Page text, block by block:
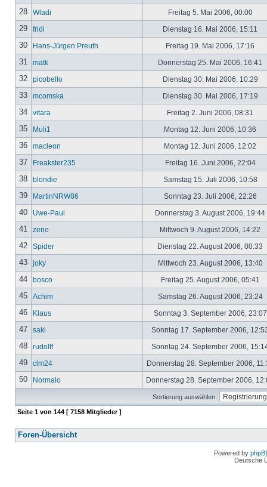
28 Wladi Freitag 5. Mai 2006, 00:00
29 fridi Dienstag 16. Mai 2006, 15:11
30 Hans-Jürgen Preuth Freitag 19. Mai 2006, 17:16
31 matk Donnerstag 25. Mai 2006, 16:41
32 picobello Dienstag 30. Mai 2006, 10:29
33 mcomska Dienstag 30. Mai 2006, 17:19
34 vitara Freitag 2. Juni 2006, 08:31
35 Muli1 Montag 12. Juni 2006, 10:36
36 macleon Montag 12. Juni 2006, 12:02
37 Freakster235 Freitag 16. Juni 2006, 22:04
38 blondie Samstag 15. Juli 2006, 10:58
39 MartinNRW86 Sonntag 23. Juli 2006, 22:26
40 Uwe-Paul Donnerstag 3. August 2006, 19:44
41 zeno Mittwoch 9. August 2006, 14:22
42 Spider Dienstag 22. August 2006, 00:33
43 joky Mittwoch 23. August 2006, 13:40
44 bosco Freitag 25. August 2006, 05:41
45 Achim Samstag 26. August 2006, 23:24
46 Klaus Sonntag 3. September 2006,
47 saki Sonntag 17. September 2006,
48 rudolff Sonntag 24. September 2006,
49 clm24 Donnerstag 28. September 2006,
50 Normalo Donnerstag 28. September 2006,
Sortierung auswählen:
Seite 1 von 144 [ 7158 Mitglieder ]
Foren-Übersicht
Powered by
Deutsche